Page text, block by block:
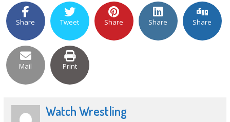
Share Tweet Share Share Share
Mail Print
Watch Wrestling